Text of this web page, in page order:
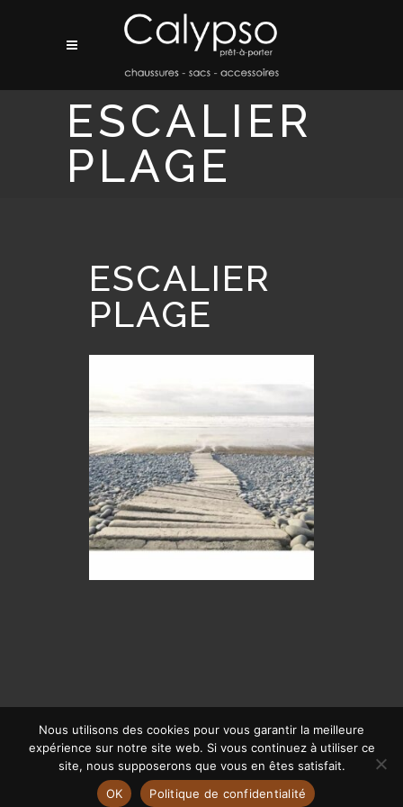
ESCALIER
PLAGE
ESCALIER
PLAGE
© CALYPSO 2019 | SITE RÉALISÉ PAR OFFPIX COMMUNICATION
MENTIONS LÉGALES
Nous utilisons des cookies pour vous garantir la meilleure
expérience sur notre site web. Si vous continuez à utiliser ce
site, nous supposerons que vous en êtes satisfait.
OK
Politique de confidentialité